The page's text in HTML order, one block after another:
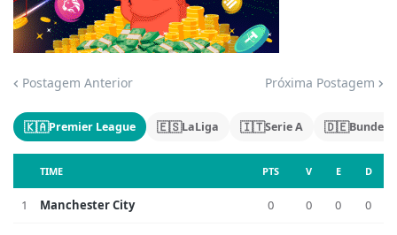
Jogue com responsabilidade. 18+
Postagem Anterior Próxima Postagem
🇰🇦Premier League 🇪🇸LaLiga 🇮🇹Serie A 🇩🇪
TIME PTS V E D
1 Manchester City 0 0 0 0